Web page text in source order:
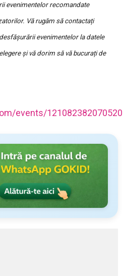
evenimentelor recomandate
Vă rugăm să contactați
evenimentelor la datele
și vă dorim să vă bucurați de
events/